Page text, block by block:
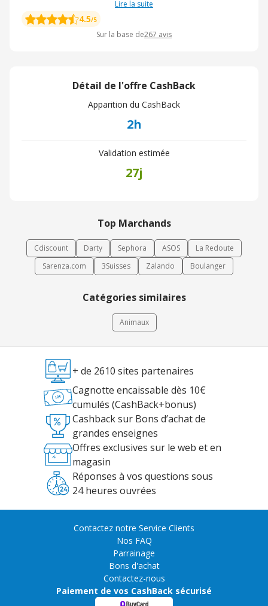
aura lieu fin novembre, pour faire le plein de produits de qualité à
Lire la suite
4.5/5
Sur la base de267 avis
Détail de l'offre CashBack
Apparition du CashBack
2h
Validation estimée
27j
Top Marchands
Cdiscount Darty Sephora ASOS
La Redoute
Sarenza.com
3Suisses Zalando Boulanger
Catégories similaires
Animaux
+ de 2610 sites partenaires
Cagnotte encaissable dès 10€
cumulés (CashBack+bonus)
Cashback sur Bons d’achat de
grandes enseignes
Offres exclusives sur le web et en
magasin
Réponses à vos questions sous
24 heures ouvrées
Contactez notre Service Clients
Nos FAQ
Parrainage
Bons d'achat
Contactez-nous
Paiement de vos CashBack sécurisé